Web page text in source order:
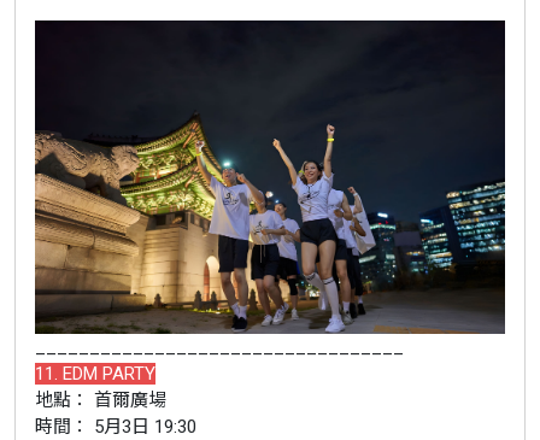
11. EDM PARTY
地點： 首爾廣場
時間： 5月3日 19:30